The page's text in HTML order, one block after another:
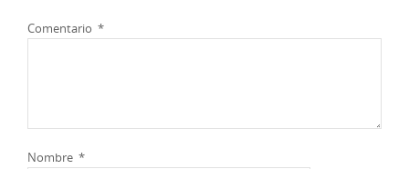
Comentario *
Nombre *